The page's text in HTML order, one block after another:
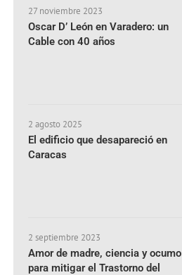
27 noviembre 2023
Oscar D’ León en Varadero: un
Cable con 40 años
2 agosto 2025
El edificio que desapareció en
Caracas
2 septiembre 2023
Amor de madre, ciencia y ocumo
para mitigar el Trastorno del